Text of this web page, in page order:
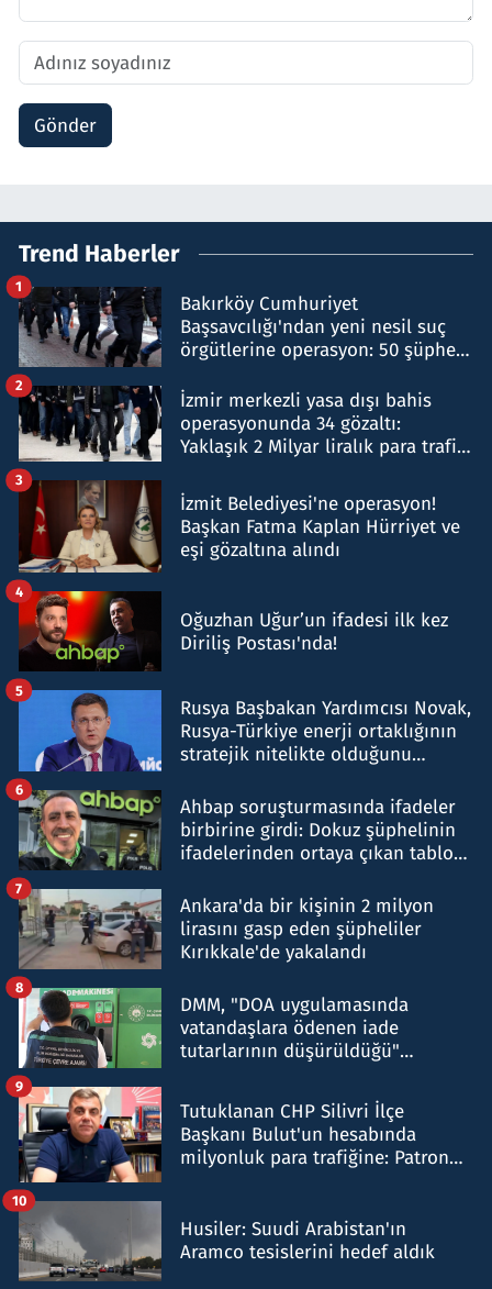
Gönder
Trend Haberler
Bakırköy Cumhuriyet
Başsavcılığı'ndan yeni nesil suç
örgütlerine operasyon: 50 şüpheli
1
İzmir merkezli yasa dışı bahis
operasyonunda 34 gözaltı:
Yaklaşık 2 Milyar liralık para trafiği
2
İzmit Belediyesi'ne operasyon!
Başkan Fatma Kaplan Hürriyet ve
eşi gözaltına alındı
3
Oğuzhan Uğur’un ifadesi ilk kez
Diriliş Postası'nda!
4
Rusya Başbakan Yardımcısı Novak,
Rusya-Türkiye enerji ortaklığının
stratejik nitelikte olduğunu
5
Ahbap soruşturmasında ifadeler
birbirine girdi: Dokuz şüphelinin
ifadelerinden ortaya çıkan tablo
6
Ankara'da bir kişinin 2 milyon
lirasını gasp eden şüpheliler
Kırıkkale'de yakalandı
7
DMM, "DOA uygulamasında
vatandaşlara ödenen iade
tutarlarının düşürüldüğü"
8
Tutuklanan CHP Silivri İlçe
Başkanı Bulut'un hesabında
milyonluk para trafiğine: Patron
9
Husiler: Suudi Arabistan'ın
Aramco tesislerini hedef aldık
10